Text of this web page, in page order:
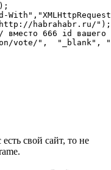
habrahabr.ru/
666 id вашего
свой сайт, то не